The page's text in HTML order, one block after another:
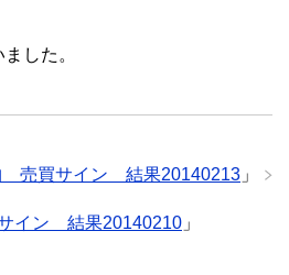
した。
売買サイン 結果20140213 」
イン 結果20140210 」